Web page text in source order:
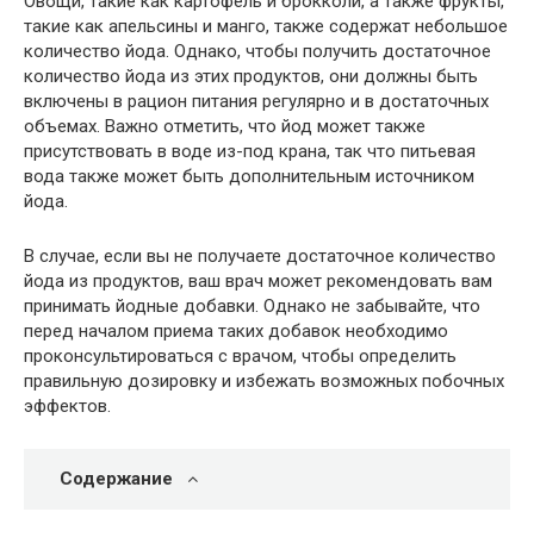
такие как апельсины и манго, также содержат небольшое
количество йода. Однако, чтобы получить достаточное
количество йода из этих продуктов, они должны быть
включены в рацион питания регулярно и в достаточных
объемах. Важно отметить, что йод может также
присутствовать в воде из-под крана, так что питьевая
вода также может быть дополнительным источником
йода.
В случае, если вы не получаете достаточное количество
йода из продуктов, ваш врач может рекомендовать вам
принимать йодные добавки. Однако не забывайте, что
перед началом приема таких добавок необходимо
проконсультироваться с врачом, чтобы определить
правильную дозировку и избежать возможных побочных
эффектов.
Содержание